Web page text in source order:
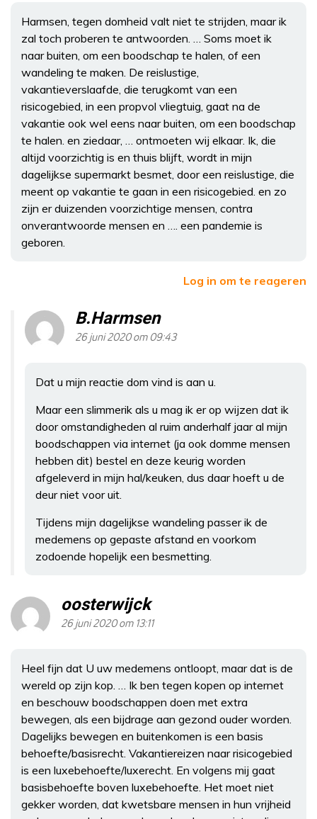
Harmsen, tegen domheid valt niet te strijden, maar ik
zal toch proberen te antwoorden. … Soms moet ik
naar buiten, om een boodschap te halen, of een
wandeling te maken. De reislustige,
vakantieverslaafde, die terugkomt van een
risicogebied, in een propvol vliegtuig, gaat na de
vakantie ook wel eens naar buiten, om een boodschap
te halen. en ziedaar, … ontmoeten wij elkaar. Ik, die
altijd voorzichtig is en thuis blijft, wordt in mijn
dagelijkse supermarkt besmet, door een reislustige, die
meent op vakantie te gaan in een risicogebied. en zo
zijn er duizenden voorzichtige mensen, contra
onverantwoorde mensen en …. een pandemie is
geboren.
Log in om te reageren
B.Harmsen
26 juni 2020 om 09:43
Dat u mijn reactie dom vind is aan u.
Maar een slimmerik als u mag ik er op wijzen dat ik
door omstandigheden al ruim anderhalf jaar al mijn
boodschappen via internet (ja ook domme mensen
hebben dit) bestel en deze keurig worden
afgeleverd in mijn hal/keuken, dus daar hoeft u de
deur niet voor uit.
Tijdens mijn dagelijkse wandeling passer ik de
medemens op gepaste afstand en voorkom
zodoende hopelijk een besmetting.
oosterwijck
26 juni 2020 om 13:11
Heel fijn dat U uw medemens ontloopt, maar dat is de
wereld op zijn kop. … Ik ben tegen kopen op internet
en beschouw boodschappen doen met extra
bewegen, als een bijdrage aan gezond ouder worden.
Dagelijks bewegen en buitenkomen is een basis
behoefte/basisrecht. Vakantiereizen naar risicogebied
is een luxebehoefte/luxerecht. En volgens mij gaat
basisbehoefte boven luxebehoefte. Het moet niet
gekker worden, dat kwetsbare mensen in hun vrijheid